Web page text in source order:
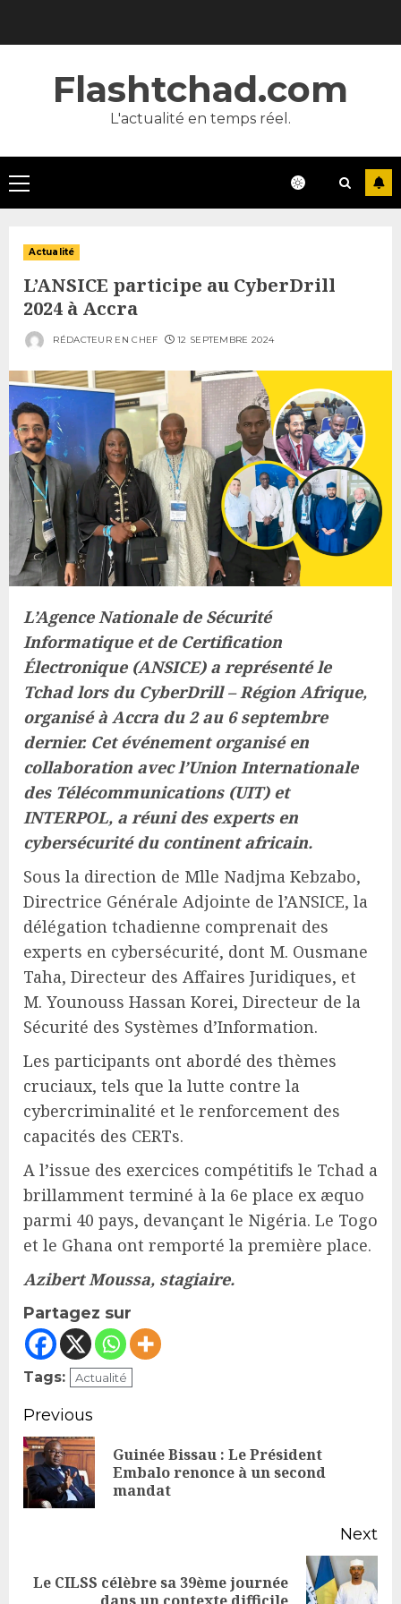
Flashtchad.com
L'actualité en temps réel.
Primary
Menu
Actualité
L’ANSICE participe au CyberDrill
2024 à Accra
RÉDACTEUR EN CHEF 12 SEPTEMBRE 2024
L’Agence Nationale de Sécurité
Informatique et de Certification
Électronique (ANSICE) a représenté le
Tchad lors du CyberDrill – Région Afrique,
organisé à Accra du 2 au 6 septembre
dernier. Cet événement organisé en
collaboration avec l’Union Internationale
des Télécommunications (UIT) et
INTERPOL, a réuni des experts en
cybersécurité du continent africain.
Sous la direction de Mlle Nadjma Kebzabo,
Directrice Générale Adjointe de l’ANSICE, la
délégation tchadienne comprenait des
experts en cybersécurité, dont M. Ousmane
Taha, Directeur des Affaires Juridiques, et
M. Younouss Hassan Korei, Directeur de la
Sécurité des Systèmes d’Information.
Les participants ont abordé des thèmes
cruciaux, tels que la lutte contre la
cybercriminalité et le renforcement des
capacités des CERTs.
A l’issue des exercices compétitifs le Tchad a
brillamment terminé à la 6e place ex æquo
parmi 40 pays, devançant le Nigéria. Le Togo
et le Ghana ont remporté la première place.
Azibert Moussa, stagiaire.
Partagez sur
Tags: Actualité
Continue
Reading
Previous
Guinée Bissau : Le Président
Embalo renonce à un second
mandat
Next
Next
Le CILSS célèbre sa 39ème journée